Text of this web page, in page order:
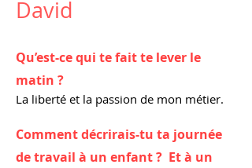
David
Qu’est-ce qui te fait te lever le
matin ?
La liberté et la passion de mon métier.
Comment décrirais-tu ta journée
de travail à un enfant ? Et à un